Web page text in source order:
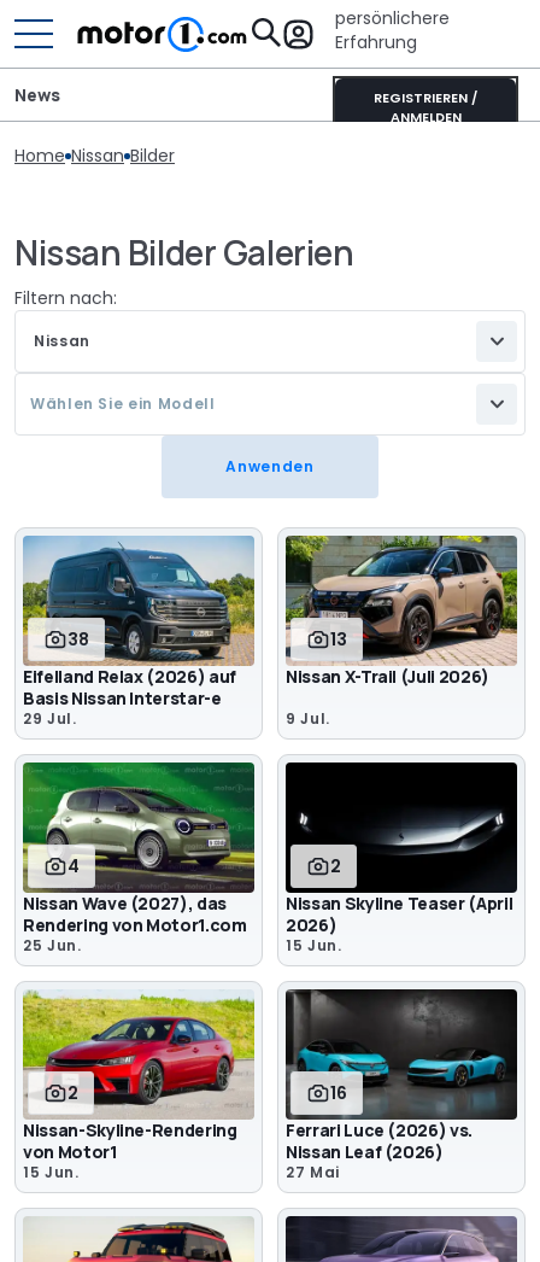
persönlichere
Erfahrung
REGISTRIEREN /
ANMELDEN
News
Home Nissan Bilder
Nissan Bilder Galerien
Filtern nach:
Nissan
Wählen Sie ein Modell
38
Eifelland Relax (2026) auf
Basis Nissan Interstar-e
29 Jul.
13
Nissan X-Trail (Juli 2026)
9 Jul.
4
Nissan Wave (2027), das
Rendering von Motor1.com
25 Jun.
2
Nissan Skyline Teaser (April
2026)
15 Jun.
2
Nissan-Skyline-Rendering
von Motor1
15 Jun.
16
Ferrari Luce (2026) vs.
Nissan Leaf (2026)
27 Mai